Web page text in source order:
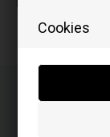
Cookies